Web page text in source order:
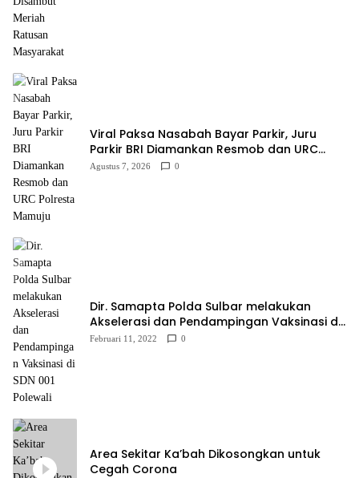
Viral Paksa Nasabah Bayar Parkir, Juru
Parkir BRI Diamankan Resmob dan URC
Polresta Mamuju
Agustus 7, 2026 0
Dir. Samapta Polda Sulbar melakukan
Akselerasi dan Pendampingan Vaksinasi di
SDN 001 Polewali
Februari 11, 2022 0
Area Sekitar Ka’bah Dikosongkan untuk
Cegah Corona